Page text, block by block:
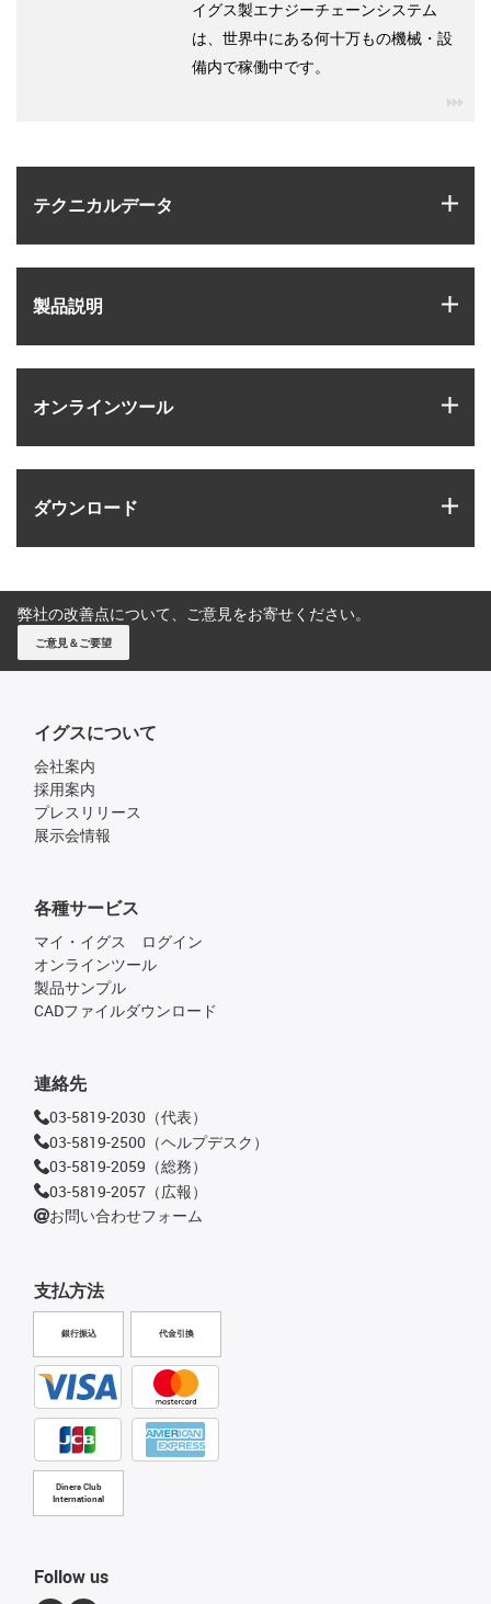
テクニカルデータ
製品説明
オンラインツール
ダウンロード
イグス製エナジーチェーンシステム
は、世界中にある何十万もの機械・設
備内で稼働中です。
弊社の改善点について、ご意見をお寄せください。
ご意見＆ご要望
イグスについて
会社案内
採用案内
プレスリリース
展示会情報
支払方法
銀行振込 代金引換
Diners Club
International
各種サービス
マイ・イグス ログイン
オンラインツール
製品サンプル
CADファイルダウンロード
連絡先
03-5819-2030（代表）
03-5819-2500（ヘルプデスク）
03-5819-2059（総務）
03-5819-2057（広報）
お問い合わせフォーム
Follow us